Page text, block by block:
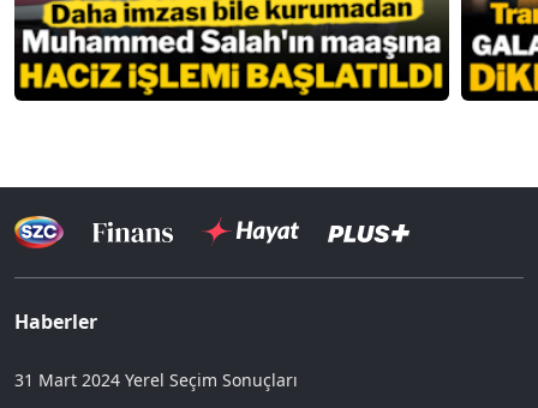
Haberler
31 Mart 2024 Yerel Seçim Sonuçları